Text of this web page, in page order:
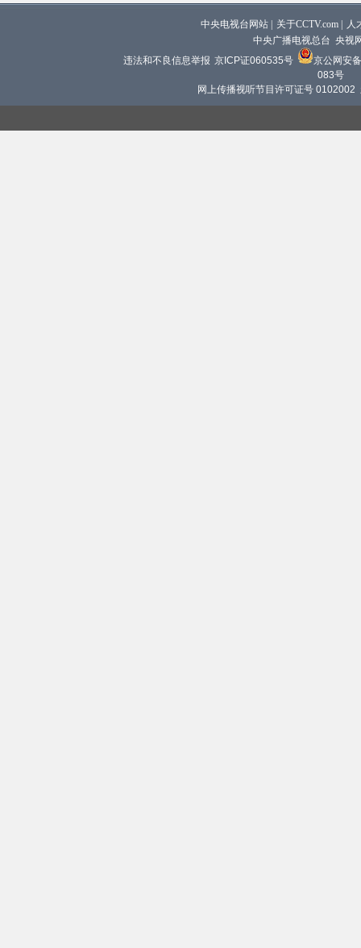
中央电视台网站 关于CCTV.com
人
中央广播电视总台 央视
违法和不良信息举报 京ICP证060535号
京公网安
083号
网上传播视听节目许可证号